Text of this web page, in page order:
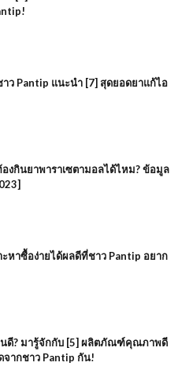
ว Pantip แนะนำ [7] สุดยอดยาแก้ไอ
งกินยาพาราเซตามอลได้ไหม? ข้อมูล
ะหาซื้อง่ายได้ผลดีที่ชาว Pantip อยาก
ดี? มารู้จักกับ [5] ผลิตภัณฑ์คุณภาพดี
จากชาว Pantip กัน!